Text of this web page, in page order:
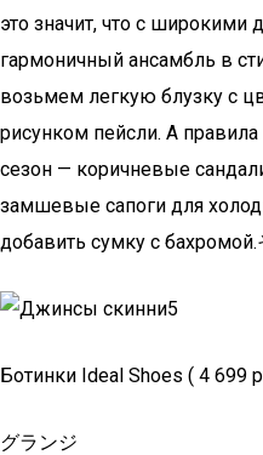
это значит, что с
гармоничный ансамбль в
возьмем легкую блузку с
рисунком пейсли. А
сезон — коричневые
замшевые сапоги для
добавить сумку с бахромой.
Ботинки Ideal Shoes ( 4 699
グランジ